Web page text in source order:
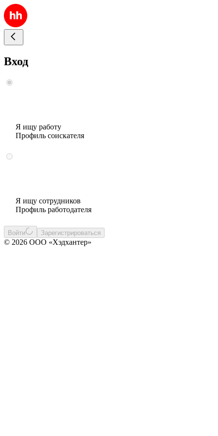
Вход
Я ищу работу
Профиль соискателя
Я ищу сотрудников
Профиль работодателя
Войти Зарегистрироваться
© 2026 ООО «Хэдхантер»